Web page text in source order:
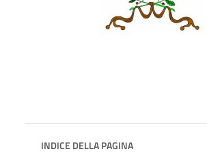
INDICE DELLA PAGINA